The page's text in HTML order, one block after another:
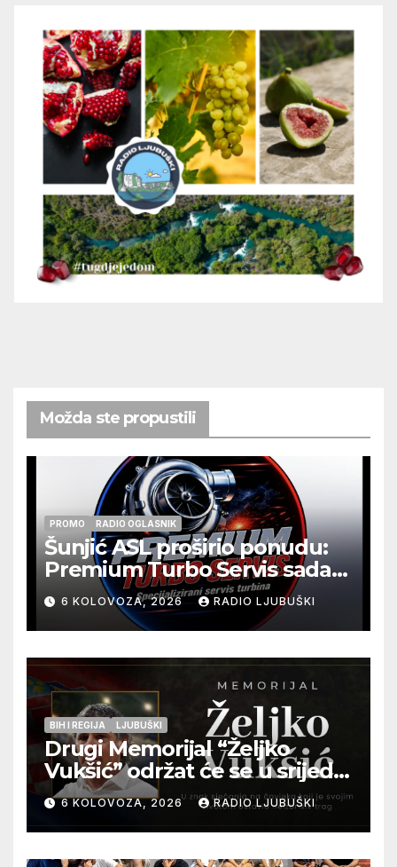
Možda ste propustili
PROMO RADIO OGLASNIK
Šunjić ASL proširio ponudu:
Premium Turbo Servis sada
na jednoj adresi u Ljubuškom
6 KOLOVOZA, 2026 RADIO LJUBUŠKI
BIH I REGIJA LJUBUŠKI
Drugi Memorijal “Željko
Vukšić” održat će se u srijedu
12. kolovoza u Otoku
6 KOLOVOZA, 2026 RADIO LJUBUŠKI